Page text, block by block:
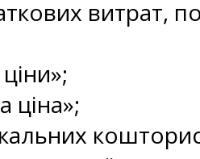
витрат,
ціна»;